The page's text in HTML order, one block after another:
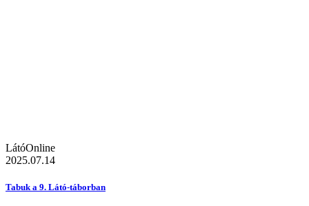
LátóOnline
2025.07.14
Tabuk a 9. Látó-táborban